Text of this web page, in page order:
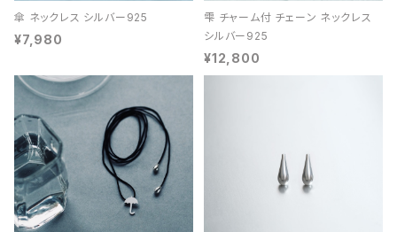
傘 ネックレス シルバー925
¥7,980
雫 チャーム付 チェーン ネックレス
シルバー925
¥12,800